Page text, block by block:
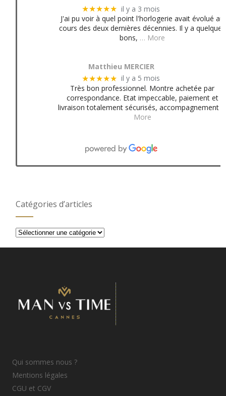
★★★★★ il y a 3 mois
J'ai pu voir à quel point l'horlogerie avait évolué au
cours des deux dernières décennies. Il y a quelques
bons, … More
Matthieu MERCIER
★★★★★ il y a 5 mois
Très bon professionnel. Montre achetée par
correspondance. Etat impeccable, paiement et
livraison totalement sécurisés, accompagnement
More
Catégories d’articles
Catégories
Qui sommes nous ?
Mentions légales
CGU et CGV